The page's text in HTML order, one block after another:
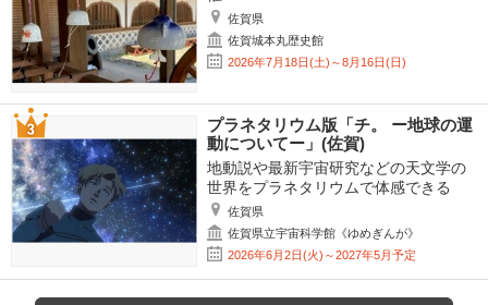
佐賀県
佐賀城本丸歴史館
2026年7月18日(土)～8月16日(日)
プラネタリウム版「チ。 ー地球の運
動についてー」(佐賀)
地動説や最新宇宙研究などの天文学の
世界をプラネタリウムで体感できる
佐賀県
佐賀県立宇宙科学館《ゆめぎんが》
2026年6月2日(火)～2027年5月予定